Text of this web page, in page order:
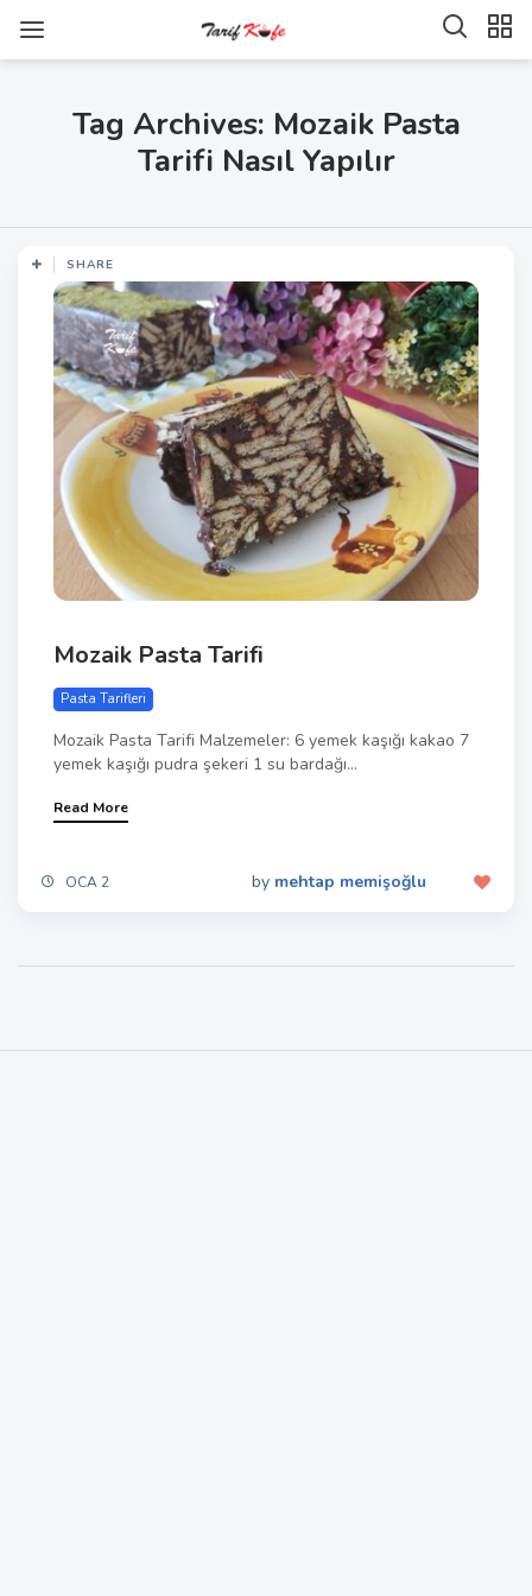
Tag Archives: Mozaik Pasta
Tarifi Nasıl Yapılır
SHARE
Mozaik Pasta Tarifi
Pasta Tarifleri
Mozaik Pasta Tarifi Malzemeler: 6 yemek kaşığı kakao 7
yemek kaşığı pudra şekeri 1 su bardağı...
Read More
OCA 2 by mehtap memişoğlu